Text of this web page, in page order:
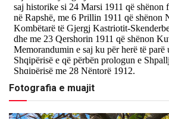
Fotografia e muajit